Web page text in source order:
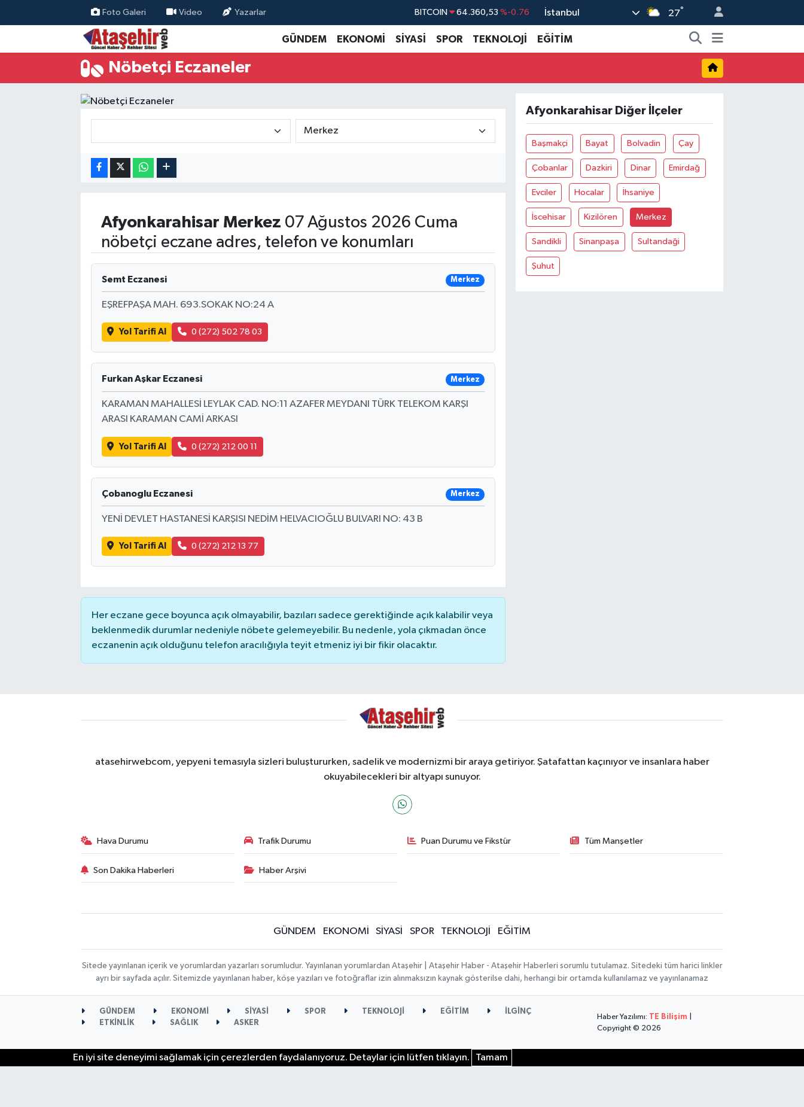
Foto Galeri Video Yazarlar BITCOIN 64.360,53 %-0.76
DOLAR 47,7069 %0.17
EURO 55,0265 %0.01
BİST100 13.887
İstanbul 27°
GÜNDEM EKONOMİ SİYASİ SPOR TEKNOLOJİ EĞİTİM
Nöbetçi Eczaneler
Afyonkarahisar Merkez 07 Ağustos 2026 Cuma
nöbetçi eczane adres, telefon ve konumları
Semt Eczanesi Merkez
EŞREFPAŞA MAH. 693.SOKAK NO:24 A
Yol Tarifi Al 0 (272) 502 78 03
Furkan Aşkar Eczanesi Merkez
KARAMAN MAHALLESİ LEYLAK CAD. NO:11 AZAFER MEYDANI TÜRK TELEKOM KARŞI
ARASI KARAMAN CAMİ ARKASI
Yol Tarifi Al 0 (272) 212 00 11
Çobanoglu Eczanesi Merkez
YENİ DEVLET HASTANESİ KARŞISI NEDİM HELVACIOĞLU BULVARI NO: 43 B
Yol Tarifi Al 0 (272) 212 13 77
Her eczane gece boyunca açık olmayabilir, bazıları sadece gerektiğinde açık kalabilir veya
beklenmedik durumlar nedeniyle nöbete gelemeyebilir. Bu nedenle, yola çıkmadan önce
eczanenin açık olduğunu telefon aracılığıyla teyit etmeniz iyi bir fikir olacaktır.
Afyonkarahisar Diğer İlçeler
Başmakçi Bayat Bolvadin Çay
Çobanlar Dazkiri Dinar Emirdağ
Evciler Hocalar İhsaniye
İscehisar Kizilören Merkez
Sandikli Sinanpaşa Sultandaği
Şuhut
atasehirwebcom, yepyeni temasıyla sizleri buluştururken, sadelik ve modernizmi bir araya getiriyor. Şatafattan kaçınıyor ve insanlara haber
okuyabilecekleri bir altyapı sunuyor.
Hava Durumu Trafik Durumu Puan Durumu ve Fikstür Tüm Manşetler
Son Dakika Haberleri Haber Arşivi
GÜNDEM EKONOMİ SİYASİ SPOR TEKNOLOJİ EĞİTİM
Sitede yayınlanan içerik ve yorumlardan yazarları sorumludur. Yayınlanan yorumlardan Ataşehir | Ataşehir Haber - Ataşehir Haberleri sorumlu tutulamaz. Sitedeki tüm harici linkler
ayrı bir sayfada açılır. Sitemizde yayınlanan haber, köşe yazıları ve fotoğraflar izin alınmaksızın kaynak gösterilse dahi, herhangi bir ortamda kullanılamaz ve yayınlanamaz
GÜNDEM EKONOMİ SİYASİ SPOR TEKNOLOJİ EĞİTİM
İLGİNÇ
ETKİNLİK
SAĞLIK ASKER
Haber Yazılımı: TE Bilişim
Copyright © 2026
En iyi site deneyimi sağlamak için çerezlerden faydalanıyoruz. Detaylar için lütfen tıklayın. Tamam
Hava Durumu
Trafik Durumu
Süper Lig Puan Durumu ve Fikstür
Son Dakika Haberleri